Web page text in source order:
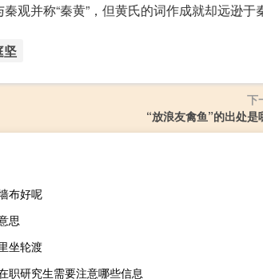
观并称“秦黄”，但黄氏的词作成就却远逊于
坚
下
“放浪友禽鱼”的出处是
布好呢
思
坐轮渡
职研究生需要注意哪些信息